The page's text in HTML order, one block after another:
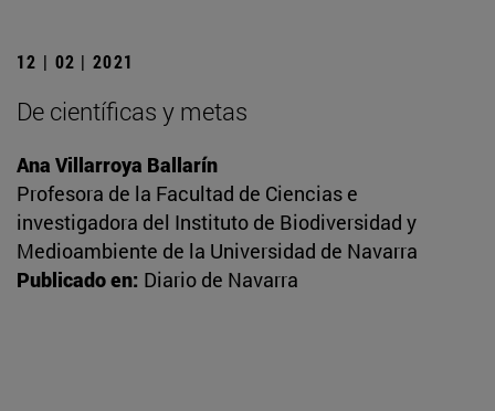
12 | 02 | 2021
De científicas y metas
Ana Villarroya Ballarín
Profesora de la Facultad de Ciencias e
investigadora del Instituto de Biodiversidad y
Medioambiente de la Universidad de Navarra
Publicado en: Diario de Navarra